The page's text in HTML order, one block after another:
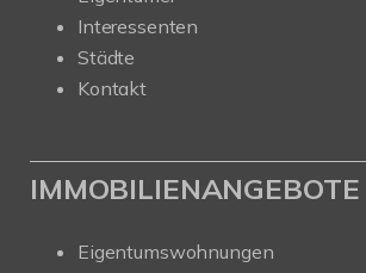
Interessenten
Städte
Kontakt
IMMOBILIENANGEBOTE
Eigentumswohnungen